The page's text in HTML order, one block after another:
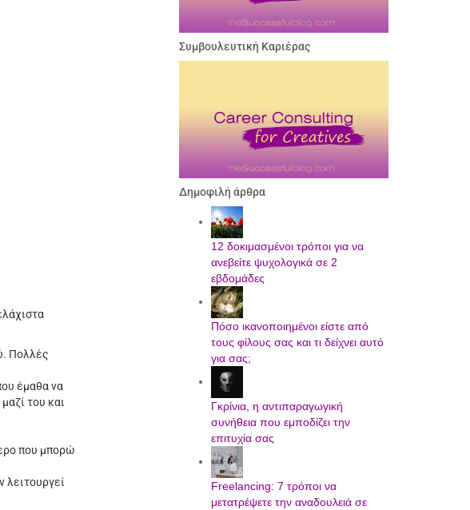
Πολλές
έμαθα να
του και
που μπορώ
λειτουργεί
Συμβουλευτική Καριέρας
Δημοφιλή άρθρα
12 δοκιμασμένοι τρόποι για να
ανεβείτε ψυχολογικά σε 2
εβδομάδες
Πόσο ικανοποιημένοι είστε από
τους φίλους σας και τι δείχνει αυτό
για σας;
Γκρίνια, η αντιπαραγωγική
συνήθεια που εμποδίζει την
επιτυχία σας
Freelancing: 7 τρόποι να
μετατρέψετε την αναδουλειά σε